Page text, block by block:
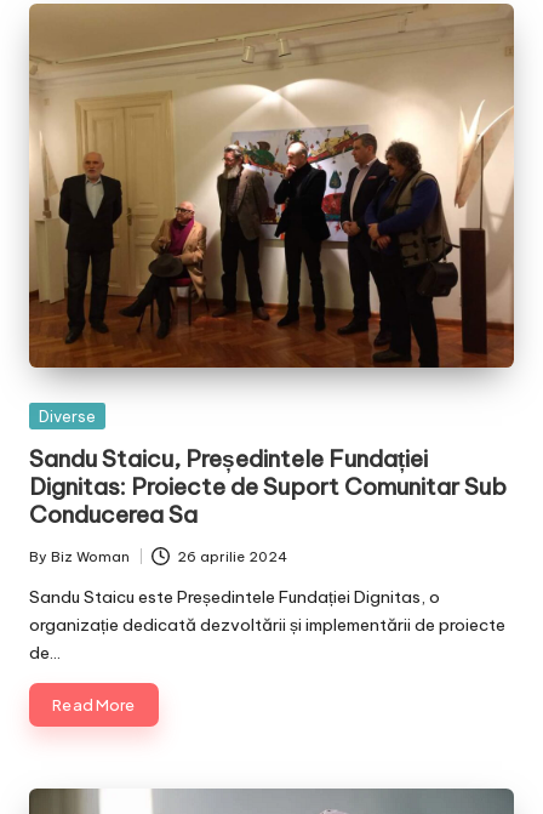
Posted
Diverse
Sandu Staicu, Președintele Fundației
Dignitas: Proiecte de Suport Comunitar Sub
Conducerea Sa
Posted
by
By Biz Woman 26 aprilie 2024
Sandu Staicu este Președintele Fundației Dignitas, o
organizație dedicată dezvoltării și implementării de proiecte
de…
Read More